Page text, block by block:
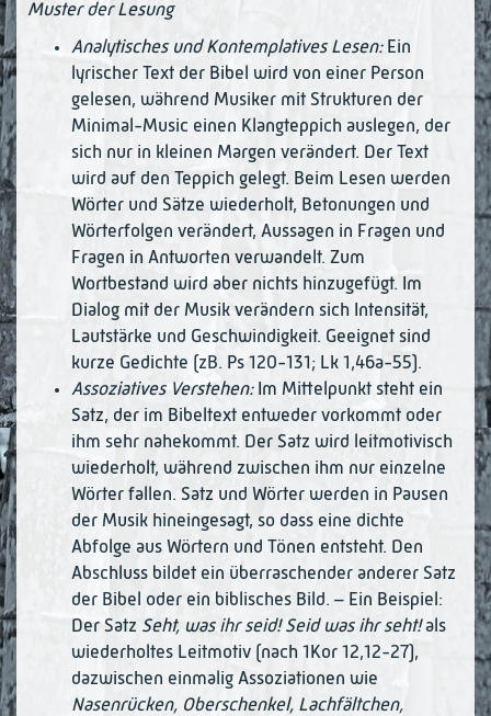
Muster der Lesung
Analytisches und Kontemplatives Lesen:Ein
lyrischer Text der Bibel wird von einer Person
gelesen, wäh­­­­rend Musiker mit Strukturen der
Minimal-Music einen Klang­tep­pich auslegen, der
sich nur in kleinen Margen ver­­än­dert. Der Text
wird auf den Teppich gelegt. Beim Lesen werden
Wörter und Sätze wiederholt, Betonungen und
Wörterfolgen verändert, Aussagen in Fragen und
Fragen in Antworten ver­wan­­delt. Zum
Wortbestand wird aber nichts hinzuge­fügt. Im
Dialog mit der Mu­sik ver­ändern sich Intensität,
Lautstärke und Geschwin­digkeit. Geeignet sind
kurze Gedichte (zB. Ps 120-131; Lk 1,46a-55).
Assoziatives Verstehen:Im Mittelpunkt steht ein
Satz, der im Bibeltext entweder vorkommt oder
ihm sehr nahekommt. Der Satz wird leitmotivisch
wiederholt, wäh­rend zwischen ihm nur einzelne
Wörter fallen. Satz und Wörter werden in Pausen
der Musik hineingesagt, so dass eine dichte
Abfolge aus Wörtern und Tönen ent­steht. Den
Abschluss bil­det ein überraschender anderer Satz
der Bibel oder ein bi­blisches Bild. – Ein Bei­spiel:
Der Satz Seht, was ihr seid! Seid was ihr seht!als
wie­­­derholtes Leit­motiv (nach 1Kor 12,12-27),
dazwischen einmalig Assoziationen wie
Nasenrücken, Ober­­schenkel, Lachfältchen,